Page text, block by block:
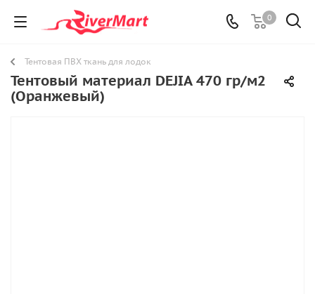
0
Тентовая ПВХ ткань для лодок
Тентовый материал DEJIA 470 гр/м2
(Оранжевый)